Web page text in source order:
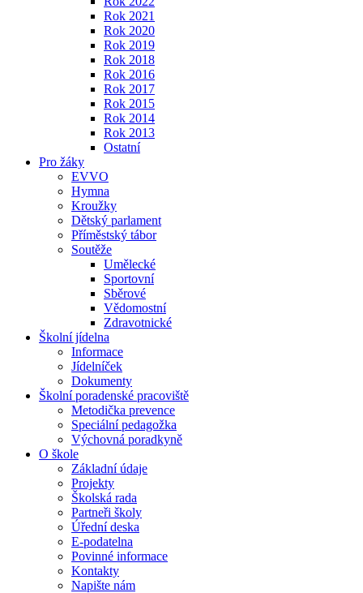
Rok 2021
Rok 2020
Rok 2019
Rok 2018
Rok 2016
Rok 2017
Rok 2015
Rok 2014
Rok 2013
Ostatní
Pro žáky
EVVO
Hymna
Kroužky
Dětský parlament
Příměstský tábor
Soutěže
Umělecké
Sportovní
Sběrové
Vědomostní
Zdravotnické
Školní jídelna
Informace
Jídelníček
Dokumenty
Školní poradenské pracoviště
Metodička prevence
Speciální pedagožka
Výchovná poradkyně
O škole
Základní údaje
Projekty
Školská rada
Partneři školy
Úřední deska
E-podatelna
Povinné informace
Kontakty
Napište nám